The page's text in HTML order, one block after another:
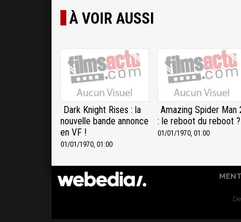
À VOIR AUSSI
Dark Knight Rises : la
nouvelle bande annonce
en VF !
01/01/1970, 01:00
Amazing Spider Man
: le reboot du reboot ?
01/01/1970, 01:00